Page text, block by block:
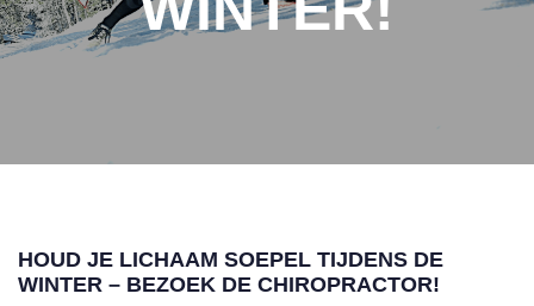
HOUD JE LICHAAM SOEPEL TIJDENS DE
WINTER – BEZOEK DE CHIROPRACTOR!